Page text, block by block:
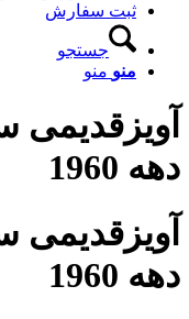
ثبت سفارش
جستجو
منو منو
آویزقدیمی
دهه 1960
آویزقدیمی
دهه 1960